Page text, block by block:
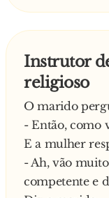
Instrutor
religioso
O marido
- Então, como
E a mulher
- Ah, vão
competente e